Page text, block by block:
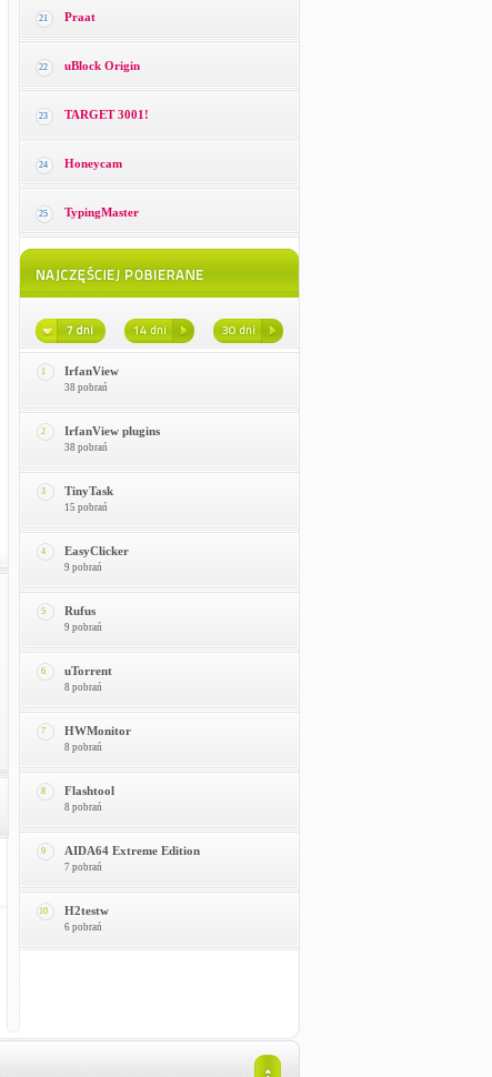
21 Praat
22 uBlock Origin
23 TARGET 3001!
24 Honeycam
25 TypingMaster
1 IrfanView
38 pobrań
2 IrfanView plugins
38 pobrań
3 TinyTask
15 pobrań
4 EasyClicker
9 pobrań
5 Rufus
9 pobrań
6 uTorrent
8 pobrań
7 HWMonitor
8 pobrań
8 Flashtool
8 pobrań
9 AIDA64 Extreme Edition
7 pobrań
10 H2testw
6 pobrań